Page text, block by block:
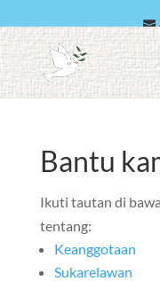
Arab
Bantu
Ikuti tautan di
tentang:
Keanggotaan
Sukarelawan